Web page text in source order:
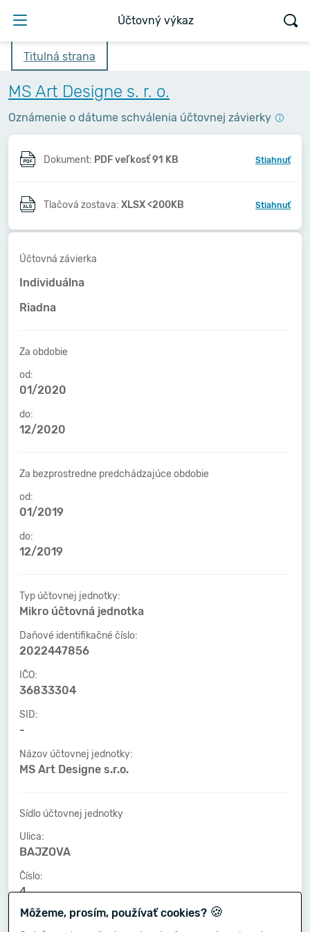
Účtovný výkaz
Titulná strana
MS Art Designe s. r. o.
Oznámenie o dátume schválenia účtovnej závierky
Dokument: PDF veľkosť 91 KB Stiahnuť
Tlačová zostava: XLSX <200KB Stiahnuť
Účtovná závierka
Individuálna
Riadna
Za obdobie
od:
01/2020
do:
12/2020
Za bezprostredne predchádzajúce obdobie
od:
01/2019
do:
12/2019
Typ účtovnej jednotky:
Mikro účtovná jednotka
Daňové identifikačné číslo:
2022447856
IČO:
36833304
SID:
-
Názov účtovnej jednotky:
MS Art Designe s.r.o.
Sídlo účtovnej jednotky
Ulica:
BAJZOVA
Číslo:
4
PSČ:
Môžeme, prosím, používať cookies? 🍪